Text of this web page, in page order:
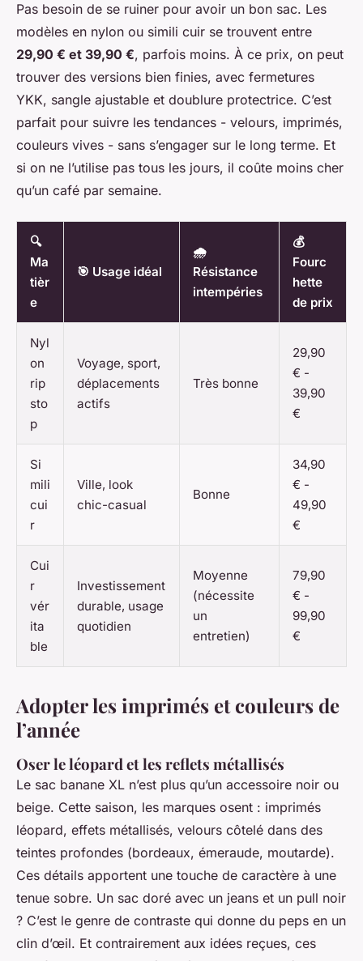
Pas besoin de se ruiner pour avoir un bon sac. Les
modèles en nylon ou simili cuir se trouvent entre
29,90 € et 39,90 €, parfois moins. À ce prix, on peut
trouver des versions bien finies, avec fermetures
YKK, sangle ajustable et doublure protectrice. C’est
parfait pour suivre les tendances - velours, imprimés,
couleurs vives - sans s’engager sur le long terme. Et
si on ne l’utilise pas tous les jours, il coûte moins cher
qu’un café par semaine.
🔍
Ma
tièr
e
🎯 Usage idéal
🌧️
Résistance
intempéries
💰
Fourc
hette
de prix
Nyl
on
rip
sto
p
Voyage, sport,
déplacements
actifs
Très bonne
29,90
€ -
39,90
€
Si
mili
cui
r
Ville, look
chic-casual
Bonne
34,90
€ -
49,90
€
Cui
r
vér
ita
ble
Investissement
durable, usage
quotidien
Moyenne
(nécessite
un
entretien)
79,90
€ -
99,90
€
Adopter les imprimés et couleurs de
l’année
Oser le léopard et les reflets métallisés
Le sac banane XL n’est plus qu’un accessoire noir ou
beige. Cette saison, les marques osent : imprimés
léopard, effets métallisés, velours côtelé dans des
teintes profondes (bordeaux, émeraude, moutarde).
Ces détails apportent une touche de caractère à une
tenue sobre. Un sac doré avec un jeans et un pull noir
? C’est le genre de contraste qui donne du peps en un
clin d’œil. Et contrairement aux idées reçues, ces